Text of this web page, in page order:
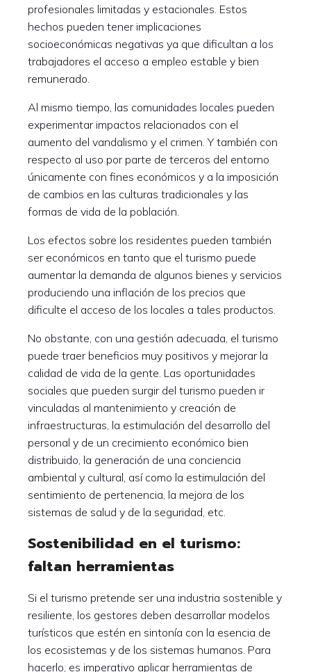
profesionales limitadas y estacionales. Estos
hechos pueden tener implicaciones
socioeconómicas negativas ya que dificultan a los
trabajadores el acceso a empleo estable y bien
remunerado.
Al mismo tiempo, las comunidades locales pueden
experimentar impactos relacionados con el
aumento del vandalismo y el crimen. Y también con
respecto al uso por parte de terceros del entorno
únicamente con fines económicos y a la imposición
de cambios en las culturas tradicionales y las
formas de vida de la población.
Los efectos sobre los residentes pueden también
ser económicos en tanto que el turismo puede
aumentar la demanda de algunos bienes y servicios
produciendo una inflación de los precios que
dificulte el acceso de los locales a tales productos.
No obstante, con una gestión adecuada, el turismo
puede traer beneficios muy positivos y mejorar la
calidad de vida de la gente. Las oportunidades
sociales que pueden surgir del turismo pueden ir
vinculadas al mantenimiento y creación de
infraestructuras, la estimulación del desarrollo del
personal y de un crecimiento económico bien
distribuido, la generación de una conciencia
ambiental y cultural, así como la estimulación del
sentimiento de pertenencia, la mejora de los
sistemas de salud y de la seguridad, etc.
Sostenibilidad en el turismo:
faltan herramientas
Si el turismo pretende ser una industria sostenible y
resiliente, los gestores deben desarrollar modelos
turísticos que estén en sintonía con la esencia de
los ecosistemas y de los sistemas humanos. Para
hacerlo, es imperativo aplicar herramientas de